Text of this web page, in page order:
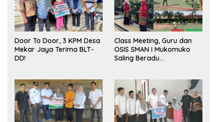
Door To Door, 3 KPM Desa
Mekar Jaya Terima BLT-
DD!
Class Meeting, Guru dan
OSIS SMAN I Mukomuko
Saling Beradu